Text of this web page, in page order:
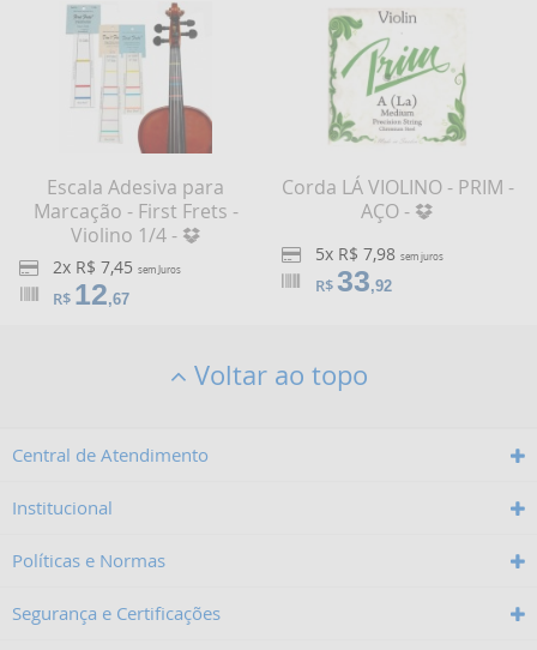
Escala Adesiva para
Marcação - First Frets -
Violino 1/4 -
2x R$ 7,45 sem Juros
R$ 12,67
Corda LÁ VIOLINO - PRIM -
AÇO -
5x R$ 7,98 sem juros
R$33,92
Voltar ao topo
Central de Atendimento
Institucional
Políticas e Normas
Segurança e Certificações